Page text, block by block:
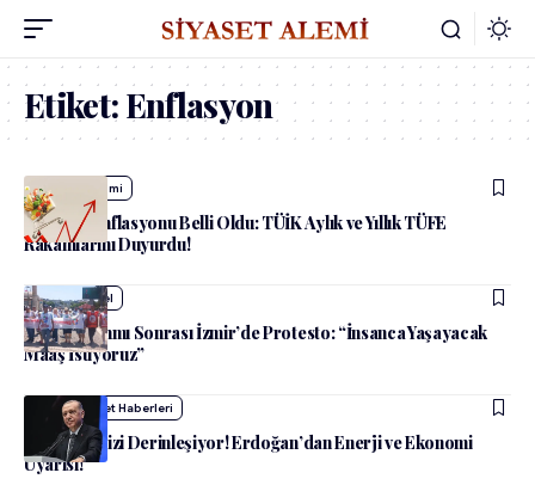
Etiket:Enflasyon
admin Ekonomi
Temmuz Enflasyonu Belli Oldu: TÜİK Aylık ve Yıllık TÜFE
Rakamlarını Duyurdu!
admin Güncel
Emekli Zammı Sonrası İzmir’de Protesto: “İnsanca Yaşayacak
Maaş İstiyoruz”
Siyaset Haberleri
Hürmüz Krizi Derinleşiyor! Erdoğan’dan Enerji ve Ekonomi
Uyarısı!